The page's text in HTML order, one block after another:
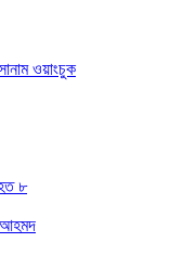
ওয়াংচুক
৮
আহমদ